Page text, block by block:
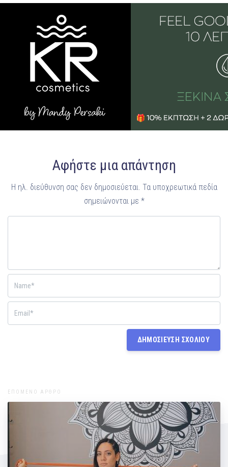
Αφήστε μια απάντηση
Η ηλ. διεύθυνση σας δεν δημοσιεύεται. Τα υποχρεωτικά πεδία
σημειώνονται με *
ΕΠΟΜΕΝΟ ΑΡΘΡΟ